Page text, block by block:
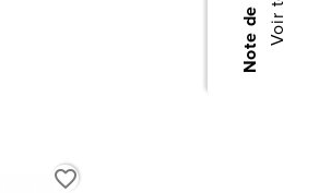
favorite_border